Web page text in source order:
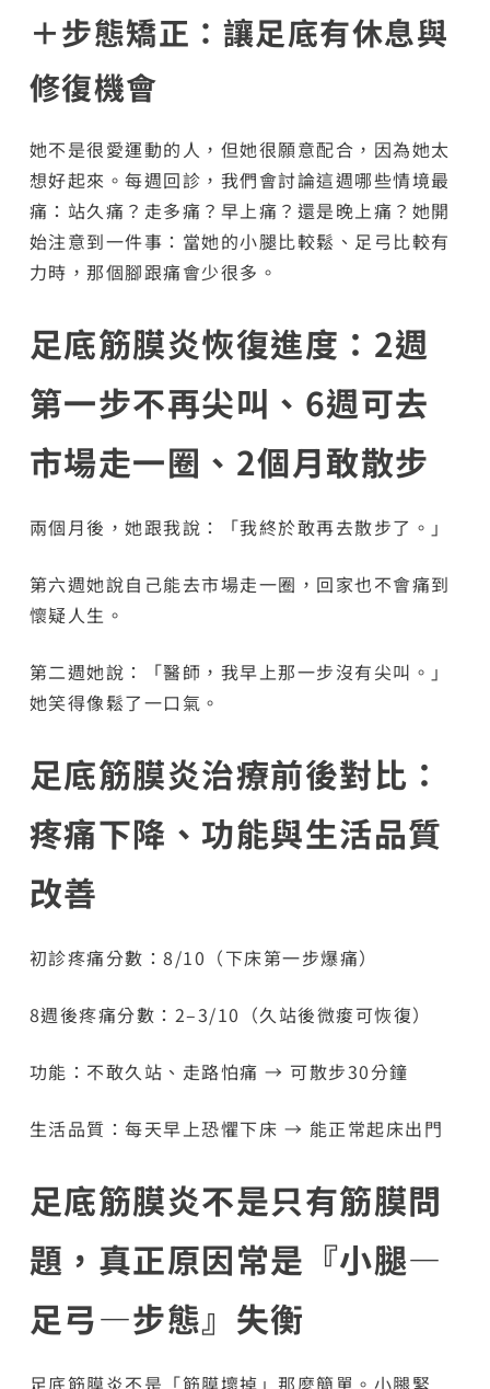
＋步態矯正：讓足底有休息與
修復機會
她不是很愛運動的人，但她很願意配合，因為她太
想好起來。每週回診，我們會討論這週哪些情境最
痛：站久痛？走多痛？早上痛？還是晚上痛？她開
始注意到一件事：當她的小腿比較鬆、足弓比較有
力時，那個腳跟痛會少很多。
足底筋膜炎恢復進度：2週
第一步不再尖叫、6週可去
市場走一圈、2個月敢散步
兩個月後，她跟我說：「我終於敢再去散步了。」
第六週她說自己能去市場走一圈，回家也不會痛到
懷疑人生。
第二週她說：「醫師，我早上那一步沒有尖叫。」
她笑得像鬆了一口氣。
足底筋膜炎治療前後對比：
疼痛下降、功能與生活品質
改善
初診疼痛分數：8/10（下床第一步爆痛）
8週後疼痛分數：2–3/10（久站後微痠可恢復）
功能：不敢久站、走路怕痛 → 可散步30分鐘
生活品質：每天早上恐懼下床 → 能正常起床出門
足底筋膜炎不是只有筋膜問
題，真正原因常是『小腿—
足弓—步態』失衡
足底筋膜炎不是「筋膜壞掉」那麼簡單。小腿緊